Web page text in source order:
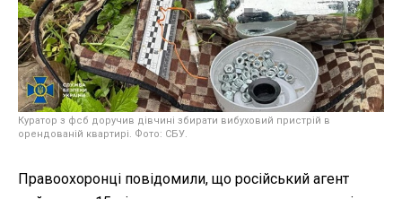
Куратор з фсб доручив дівчині збирати вибуховий пристрій в
орендованій квартирі. Фото: СБУ.
Правоохоронці повідомили, що російський агент